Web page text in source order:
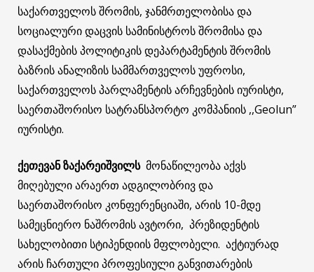
საქართველოს შრომის, ჯანმრთელობისა და
სოციალური დაცვის სამინისტროს შრომისა და
დასაქმების პოლიტიკის დეპარტამენტის შრომის
ბაზრის ანალიზის სამმართველოს უფროსი,
საქართველოს პარლამენტის არჩევნების იურისტი,
საერთაშორისო სატრანსპორტო კომპანიის ,,Geolun”
იურისტი.
ქეთევან ზაქარეიშვილსმონაწილეობა აქვს
მიღებული არაერთ ადგილობრივ და
საერთაშორისო კონფერენციაში, არის 10-მდე
სამეცნიერო ნაშრომის ავტორი, პრეზიდენტის
სახელობითი სტიპენდიის მფლობელი. აქტიურად
არის ჩართული პროფესიული განვითარების